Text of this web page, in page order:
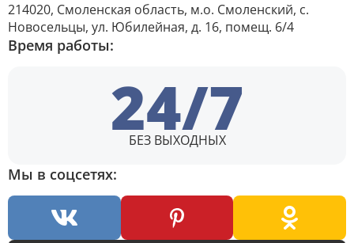
214020, Смоленская область, м.о. Смоленский, с.
Новосельцы, ул. Юбилейная, д. 16, помещ. 6/4
Время работы:
24/7
БЕЗ ВЫХОДНЫХ
Мы в соцсетях: